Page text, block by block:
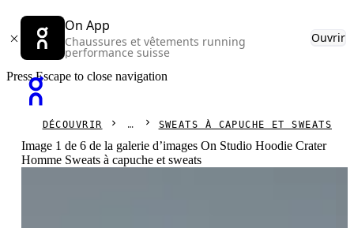
On App
Chaussures et vêtements running
performance suisse
Ouvrir
Press Escape to close navigation
DÉCOUVRIR SWEATS À CAPUCHE ET SWEATS
Image 1 de 6 de la galerie d’images On Studio Hoodie Crater
Homme Sweats à capuche et sweats